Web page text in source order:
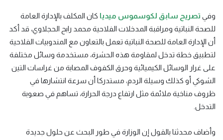
وفي تصريح سابق لكوسموس ميديا كان المكلف بالإدارة العامة
للصحة النباتية ومراقبة المدخلات الفلاحية محمد رابح الحجلاوي، قد أكد
أن الإدارة العامة للصحة النباتية تعمل بالتعاون مع المندوبيات الفلاحية
لتطبيق خطة تدخل لمقاومة هذه الحشرة، مستخدمة وسائل مختلفة
على غرار الوسائل الكيميائية وحرق الكفوف المصابة من غراسات التين
الشوكي أو كذلك وسيلة الردم، مستدركا أن سرعة انتشارها في
ظروف مناخية ملائمة مثل ارتفاع درجة الحرارة، تساهم في صعوبة
التدخل.
وأضاف محدثنا بالقول إن الوزارة في طور البحث عن حلول جديدة